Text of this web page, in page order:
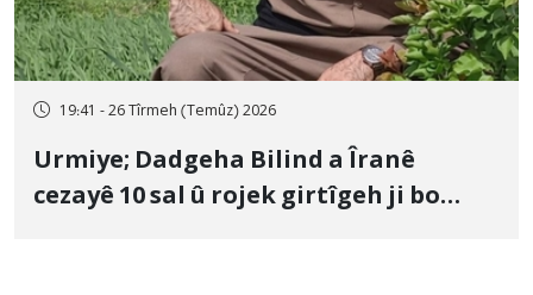
19:41 - 26 Tîrmeh (Temûz) 2026
Urmiye; Dadgeha Bilind a Îranê
cezayê 10 sal û rojek girtîgeh ji bo